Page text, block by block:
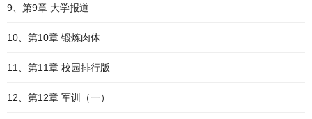
9、第9章 大学报道
10、第10章 锻炼肉体
11、第11章 校园排行版
12、第12章 军训（一）